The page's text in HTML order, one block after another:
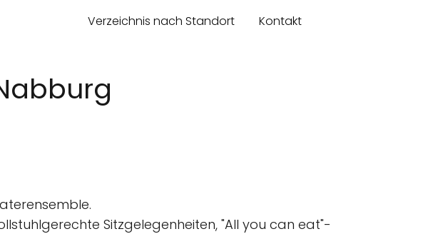
Verzeichnis nach Standort Kontakt
Sitzgelegenheiten, "All you can eat"-